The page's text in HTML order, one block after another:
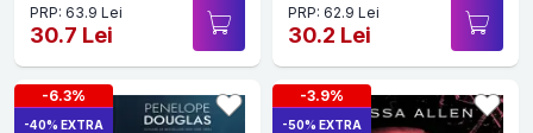
PRP: 63.9 Lei
30.7 Lei
PRP: 62.9 Lei
30.2 Lei
-6.3%
-40% EXTRA
-3.9%
-50% EXTRA